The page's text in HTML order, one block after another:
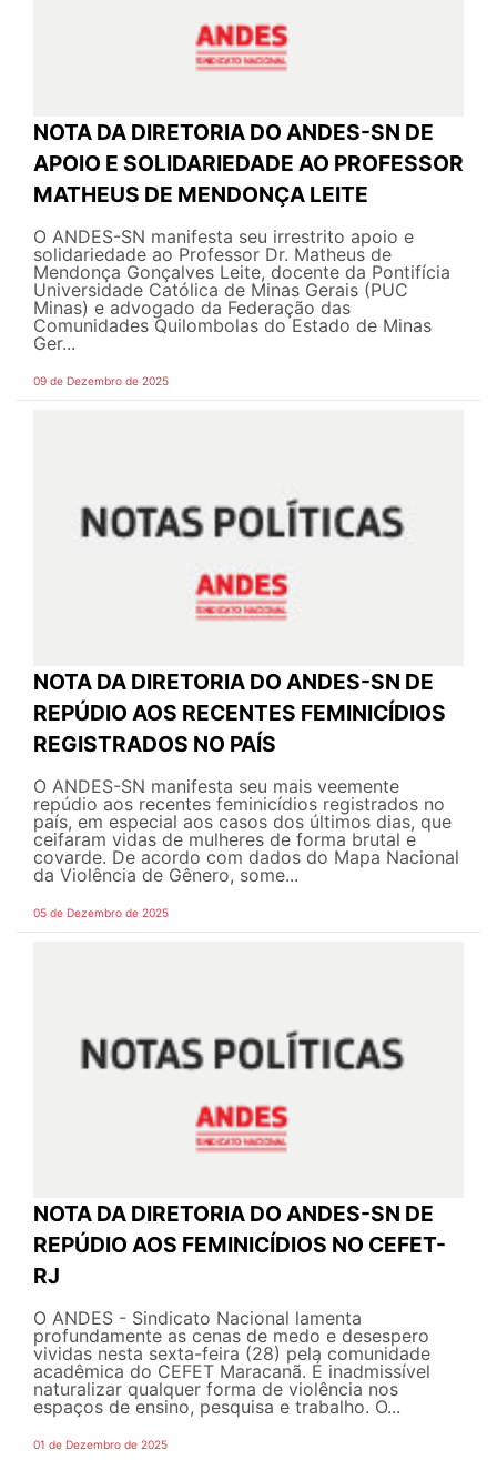
NOTA DA DIRETORIA DO ANDES-SN DE
APOIO E SOLIDARIEDADE AO PROFESSOR
MATHEUS DE MENDONÇA LEITE
O ANDES-SN manifesta seu irrestrito apoio e
solidariedade ao Professor Dr. Matheus de
Mendonça Gonçalves Leite, docente da Pontifícia
Universidade Católica de Minas Gerais (PUC
Minas) e advogado da Federação das
Comunidades Quilombolas do Estado de Minas
Ger...
09 de Dezembro de 2025
NOTA DA DIRETORIA DO ANDES-SN DE
REPÚDIO AOS RECENTES FEMINICÍDIOS
REGISTRADOS NO PAÍS
O ANDES-SN manifesta seu mais veemente
repúdio aos recentes feminicídios registrados no
país, em especial aos casos dos últimos dias, que
ceifaram vidas de mulheres de forma brutal e
covarde. De acordo com dados do Mapa Nacional
da Violência de Gênero, some...
05 de Dezembro de 2025
NOTA DA DIRETORIA DO ANDES-SN DE
REPÚDIO AOS FEMINICÍDIOS NO CEFET-
RJ
O ANDES - Sindicato Nacional lamenta
profundamente as cenas de medo e desespero
vividas nesta sexta-feira (28) pela comunidade
acadêmica do CEFET Maracanã. É inadmissível
naturalizar qualquer forma de violência nos
espaços de ensino, pesquisa e trabalho. O...
01 de Dezembro de 2025